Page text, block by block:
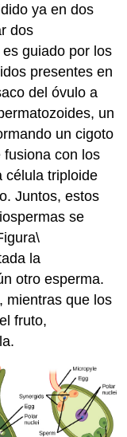
ya en dos
dos
guiado por los
presentes en
del óvulo a
un
un cigoto
fusiona con los
célula triploide
. Juntos, estos
se
\
la
otro esperma.
mientras que los
fruto,